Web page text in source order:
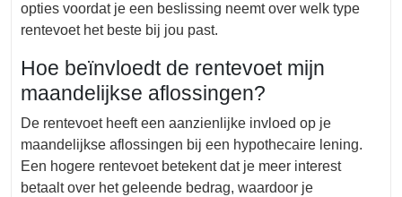
opties voordat je een beslissing neemt over welk type
rentevoet het beste bij jou past.
Hoe beïnvloedt de rentevoet mijn
maandelijkse aflossingen?
De rentevoet heeft een aanzienlijke invloed op je
maandelijkse aflossingen bij een hypothecaire lening.
Een hogere rentevoet betekent dat je meer interest
betaalt over het geleende bedrag, waardoor je